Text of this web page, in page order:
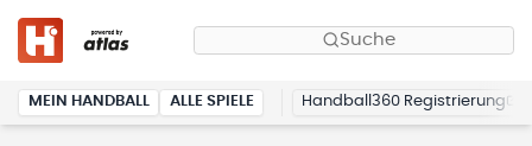
Suche
MEIN HANDBALL ALLE SPIELE Handball360 Registrierung